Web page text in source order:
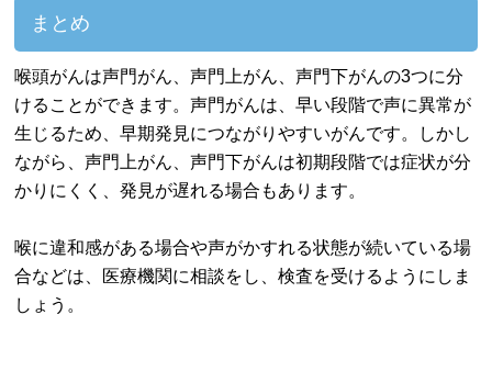
まとめ
喉頭がんは声門がん、声門上がん、声門下がんの3つに分
けることができます。声門がんは、早い段階で声に異常が
生じるため、早期発見につながりやすいがんです。しかし
ながら、声門上がん、声門下がんは初期段階では症状が分
かりにくく、発見が遅れる場合もあります。
喉に違和感がある場合や声がかすれる状態が続いている場
合などは、医療機関に相談をし、検査を受けるようにしま
しょう。